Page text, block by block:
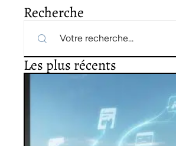
Recherche
Les plus récents